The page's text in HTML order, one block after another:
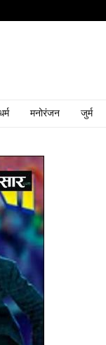
मनोरंजन जुर्म